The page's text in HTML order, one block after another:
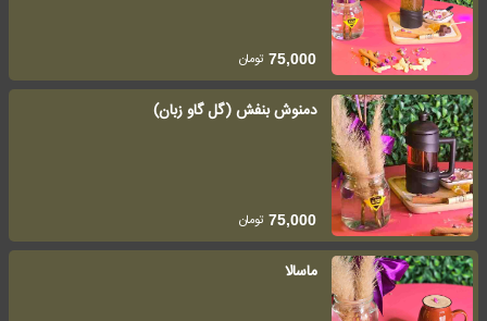
75,000 تومان
دمنوش بنفش (گل گاو زبان)
75,000 تومان
ماسالا